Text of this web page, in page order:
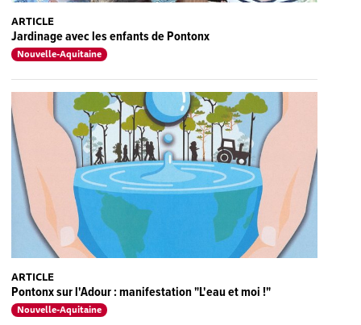
ARTICLE
Jardinage avec les enfants de Pontonx
Nouvelle-Aquitaine
ARTICLE
Pontonx sur l'Adour : manifestation "L'eau et moi !"
Nouvelle-Aquitaine